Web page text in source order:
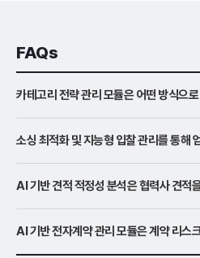
FAQs
카테고리 전략 관리 모듈은 어떤 방식으
소싱 최적화 및 지능형 입찰 관리를 통해
AI 기반 견적 적정성 분석은 협력사 견적
AI 기반 전자계약 관리 모듈은 계약 리스